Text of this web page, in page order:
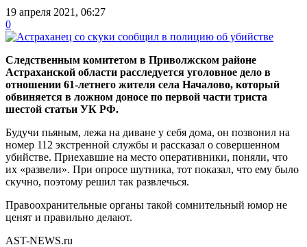
19 апреля 2021, 06:27
0
Следственным комитетом в Приволжском районе
Астраханской области расследуется уголовное дело в
отношении 61-летнего жителя села Началово, который
обвиняется в ложном доносе по первой части триста
шестой статьи УК РФ.
Будучи пьяным, лежа на диване у себя дома, он позвонил на
номер 112 экстренной службы и рассказал о совершенном
убийстве. Приехавшие на место оперативники, поняли, что
их «развели». При опросе шутника, тот показал, что ему было
скучно, поэтому решил так развлечься.
Правоохранительные органы такой сомнительный юмор не
ценят и правильно делают.
AST-NEWS.ru